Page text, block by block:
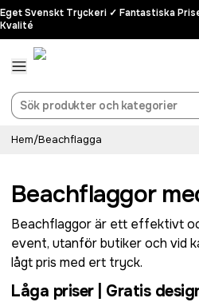
Eget Svenskt Tryckeri ✓ Fantastiska
Kvalité
Hem/Beachflagga
Beachflaggor
Beachflaggor är ett effektivt
event, utanför butiker och vid
lågt pris med ert tryck.
Låga priser | Gratis